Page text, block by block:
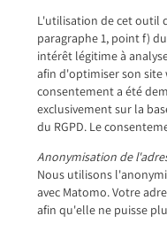
L'utilisation de cet outil
paragraphe 1, point f)
intérêt légitime à
afin d'optimiser son site
consentement a été
exclusivement sur la
du RGPD. Le
Anonymisation de
Nous utilisons
avec Matomo. Votre
afin qu'elle ne puisse